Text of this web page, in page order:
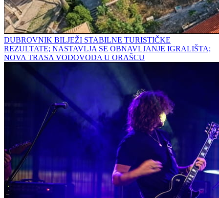
DUBROVNIK BILJEŽI STABILNE TURISTIČKE
REZULTATE; NASTAVLJA SE OBNAVLJANJE IGRALIŠTA;
NOVA TRASA VODOVODA U ORAŠCU